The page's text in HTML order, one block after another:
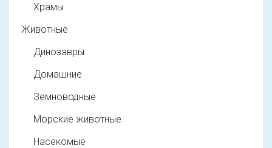
Храмы
Животные
Динозавры
Домашние
Земноводные
Морские животные
Насекомые